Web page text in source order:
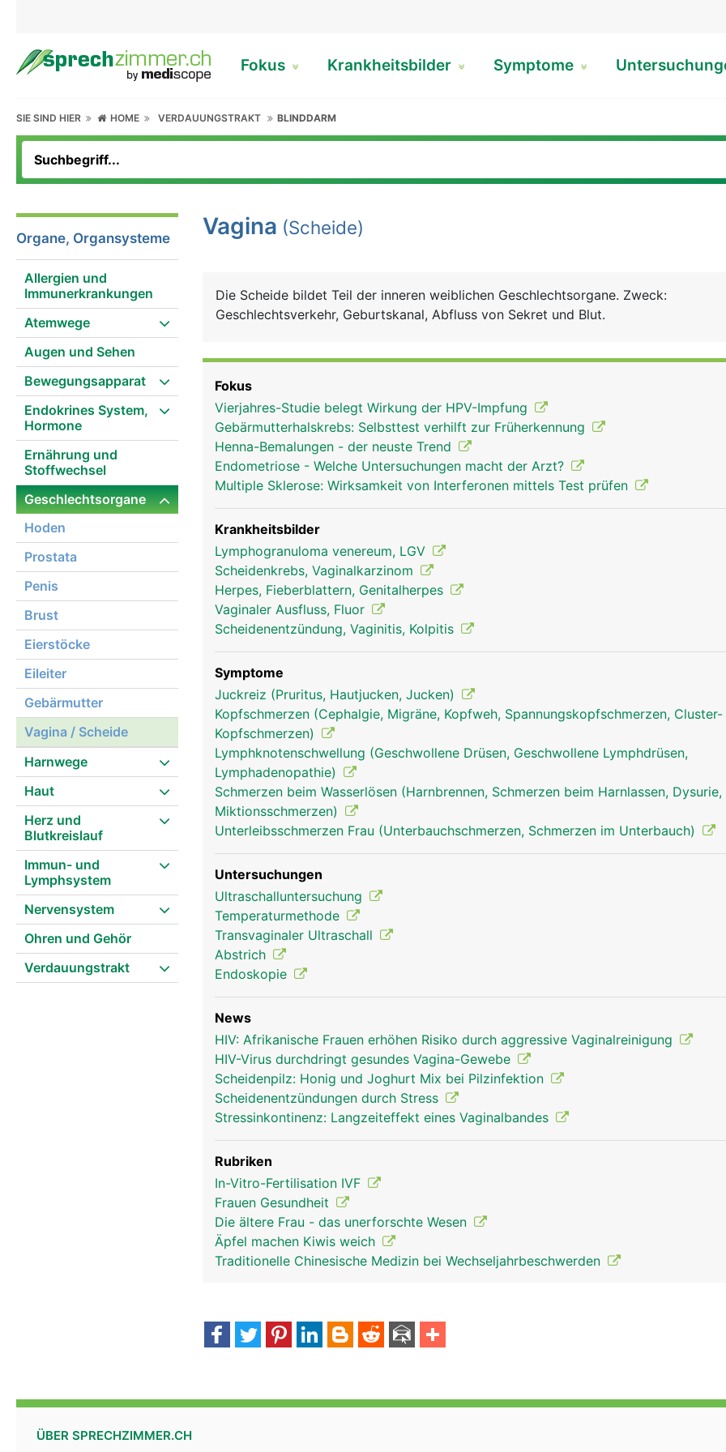
Fokus Krankheitsbilder Symptome
SIE SIND HIER HOME VERDAUUNGSTRAKT BLINDDARM
Organe, Organsysteme
Allergien und
Immunerkrankungen
Atemwege
Augen und Sehen
Bewegungsapparat
Endokrines System,
Hormone
Ernährung und
Stoffwechsel
Geschlechtsorgane
Hoden
Prostata
Penis
Brust
Eierstöcke
Eileiter
Gebärmutter
Vagina / Scheide
Harnwege
Haut
Herz und
Blutkreislauf
Immun- und
Lymphsystem
Nervensystem
Ohren und Gehör
Verdauungstrakt
Vagina (Scheide)
Die Scheide bildet Teil der inneren weiblichen Geschlechtsorgane. Zweck:
Geschlechtsverkehr, Geburtskanal, Abfluss von Sekret und Blut.
Fokus
Vierjahres-Studie belegt Wirkung der HPV-Impfung
Gebärmutterhalskrebs: Selbsttest verhilft zur Früherkennung
Henna-Bemalungen - der neuste Trend
Endometriose - Welche Untersuchungen macht der Arzt?
Multiple Sklerose: Wirksamkeit von Interferonen mittels Test prüfen
Krankheitsbilder
Lymphogranuloma venereum, LGV
Scheidenkrebs, Vaginalkarzinom
Herpes, Fieberblattern, Genitalherpes
Vaginaler Ausfluss, Fluor
Scheidenentzündung, Vaginitis, Kolpitis
Symptome
Juckreiz (Pruritus, Hautjucken, Jucken)
Kopfschmerzen (Cephalgie, Migräne, Kopfweh, Spannungskopfschmerzen, Cluster-
Kopfschmerzen)
Lymphknotenschwellung (Geschwollene Drüsen, Geschwollene Lymphdrüsen,
Lymphadenopathie)
Schmerzen beim Wasserlösen (Harnbrennen, Schmerzen beim Harnlassen,
Miktionsschmerzen)
Unterleibsschmerzen Frau (Unterbauchschmerzen, Schmerzen im Unterbauch)
Untersuchungen
Ultraschalluntersuchung
Temperaturmethode
Transvaginaler Ultraschall
Abstrich
Endoskopie
News
HIV: Afrikanische Frauen erhöhen Risiko durch aggressive Vaginalreinigung
HIV-Virus durchdringt gesundes Vagina-Gewebe
Scheidenpilz: Honig und Joghurt Mix bei Pilzinfektion
Scheidenentzündungen durch Stress
Stressinkontinenz: Langzeiteffekt eines Vaginalbandes
Rubriken
In-Vitro-Fertilisation IVF
Frauen Gesundheit
Die ältere Frau - das unerforschte Wesen
Äpfel machen Kiwis weich
Traditionelle Chinesische Medizin bei Wechseljahrbeschwerden
ÜBER SPRECHZIMMER.CH